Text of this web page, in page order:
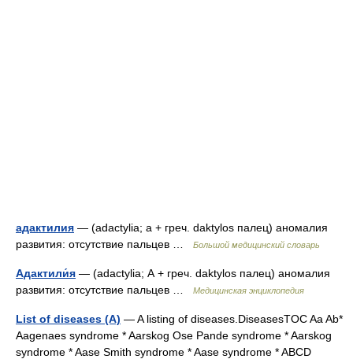
адактилия — (adactylia; а + греч. daktylos палец) аномалия
развития: отсутствие пальцев …
Большой медицинский словарь
Адактили́я — (adactylia; А + греч. daktylos палец) аномалия
развития: отсутствие пальцев …
Медицинская энциклопедия
List of diseases (A) — A listing of diseases.DiseasesTOC Aa Ab*
Aagenaes syndrome * Aarskog Ose Pande syndrome * Aarskog
syndrome * Aase Smith syndrome * Aase syndrome * ABCD